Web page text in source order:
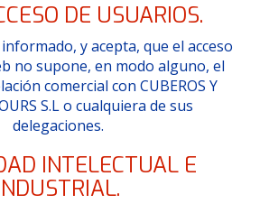
DE USUARIOS.
y acepta, que el acceso
no supone, en modo alguno, el
comercial con CUBEROS Y
S.L o cualquiera de sus
delegaciones.
INTELECTUAL E